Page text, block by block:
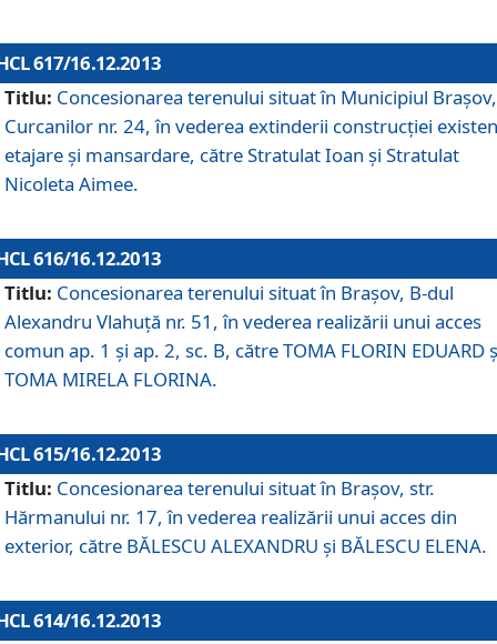
617/16.12.2013
Titlu: Concesionarea terenului situat în Municipiul
Curcanilor nr. 24, în vederea extinderii construcţiei
etajare şi mansardare, către Stratulat Ioan şi Stratulat
Nicoleta Aimee.
616/16.12.2013
Titlu: Concesionarea terenului situat în Braşov, B-dul
Alexandru Vlahuţă nr. 51, în vederea realizării unui acces
comun ap. 1 şi ap. 2, sc. B, către TOMA FLORIN EDUARD
TOMA MIRELA FLORINA.
615/16.12.2013
Titlu: Concesionarea terenului situat în Braşov, str.
Hărmanului nr. 17, în vederea realizării unui acces din
exterior, către BĂLESCU ALEXANDRU şi BĂLESCU ELENA.
614/16.12.2013